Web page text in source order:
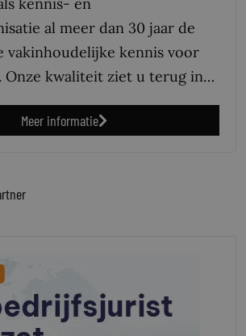
al meer dan 30 jaar de
vakinhoudelijke kennis voor
Onze kwaliteit ziet u terug in…
Meer informatie